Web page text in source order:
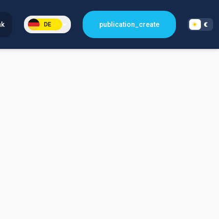
DE publication_create